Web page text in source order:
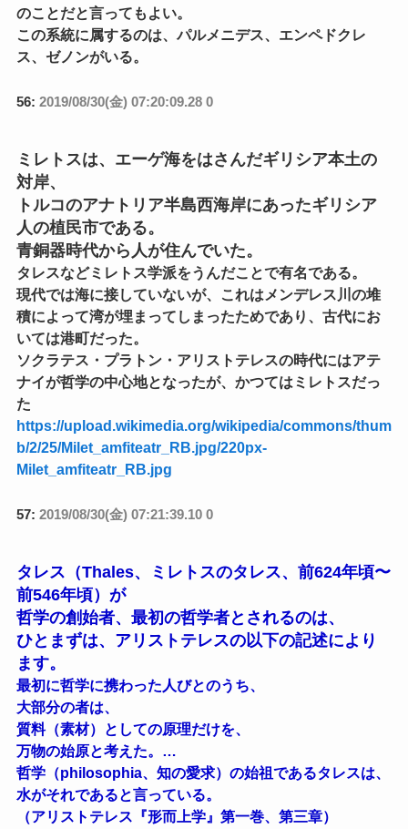
のことだと言ってもよい。
この系統に属するのは、パルメニデス、エンペドクレ
ス、ゼノンがいる。
56: 2019/08/30(金) 07:20:09.28 0
ミレトスは、エーゲ海をはさんだギリシア本土の
対岸、
トルコのアナトリア半島西海岸にあったギリシア
人の植民市である。
青銅器時代から人が住んでいた。
タレスなどミレトス学派をうんだことで有名である。
現代では海に接していないが、これはメンデレス川の堆
積によって湾が埋まってしまったためであり、古代にお
いては港町だった。
ソクラテス・プラトン・アリストテレスの時代にはアテ
ナイが哲学の中心地となったが、かつてはミレトスだっ
た
https://upload.wikimedia.org/wikipedia/commons/thum
b/2/25/Milet_amfiteatr_RB.jpg/220px-
Milet_amfiteatr_RB.jpg
57: 2019/08/30(金) 07:21:39.10 0
タレス（Thales、ミレトスのタレス、前624年頃〜
前546年頃）が
哲学の創始者、最初の哲学者とされるのは、
ひとまずは、アリストテレスの以下の記述により
ます。
最初に哲学に携わった人びとのうち、
大部分の者は、
質料（素材）としての原理だけを、
万物の始原と考えた。…
哲学（philosophia、知の愛求）の始祖であるタレスは、
水がそれであると言っている。
（アリストテレス『形而上学』第一巻、第三章）